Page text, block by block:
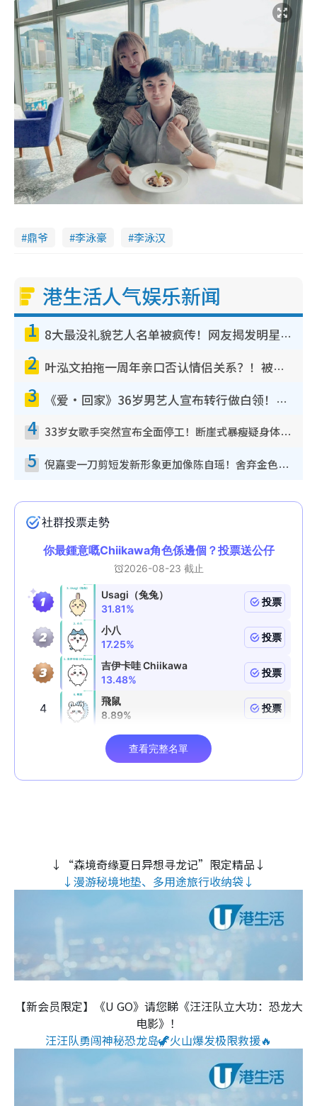
鼎爷 李泳豪 李泳汉
港生活人气娱乐新闻
1 8大最没礼貌艺人名单被疯传！网友揭发明星真面目，一致数落这一位是无品天花板？
2 叶泓文拍拖一周年亲口否认情侣关系？！被质疑感情造假竟称GM“普通同事”
3 《爱·回家》36岁男艺人宣布转行做白领！卸下艺人身份回归素人平淡生活
4 33岁女歌手突然宣布全面停工！断崖式暴瘦疑身体亮红灯！声明曝：将暂时淡出
5 倪嘉雯一刀剪短发新形象更加像陈自瑶！舍弃金色长发造型气质大变超惊喜
↓“森境奇缘夏日异想寻龙记”限定精品↓
↓漫游秘境地垫、多用途旅行收纳袋↓
【新会员限定】《U GO》请您睇《汪汪队立大功：恐龙大
电影》！
汪汪队勇闯神秘恐龙岛🦖火山爆发极限救援🔥